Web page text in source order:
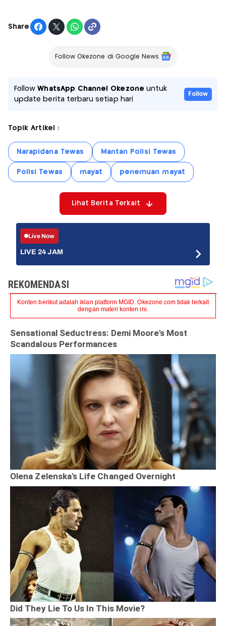
Share
Follow Okezone di Google News
FollowWhatsApp Channel Okezone untuk
update berita terbaru setiap hari
Follow
Topik Artikel :
Narapidana Tewas Mantan Polisi Tewas
Polisi Tewas mayat penemuan mayat
Lihat Berita Terkait
Live Now
LIVE 24 JAM